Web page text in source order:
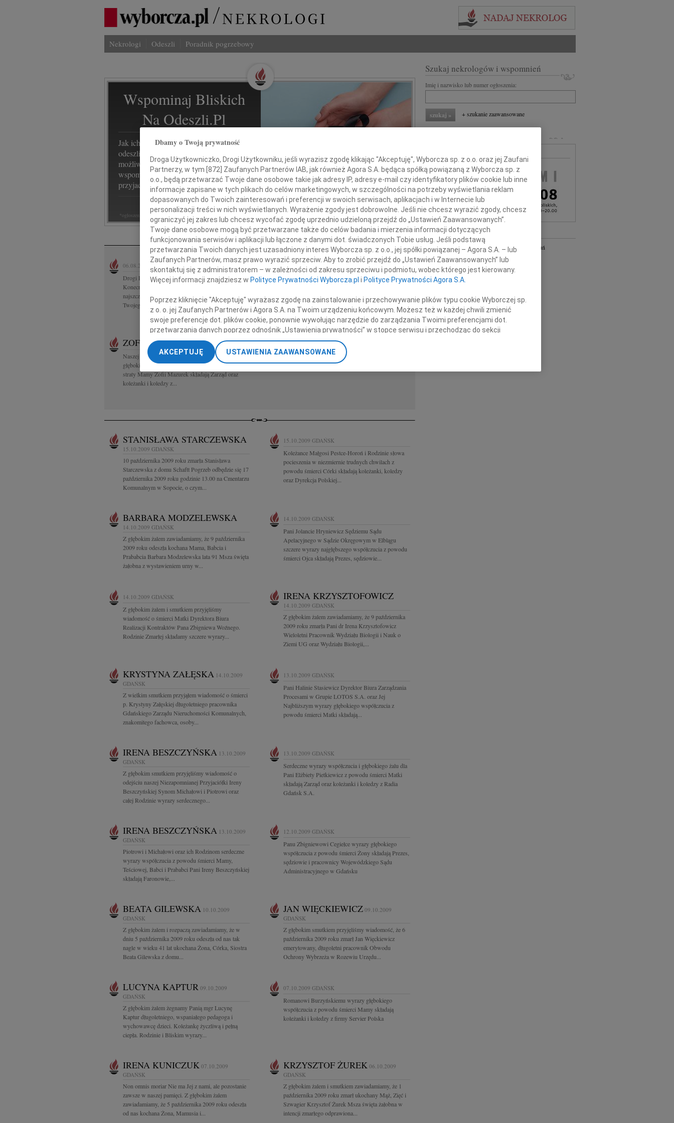
Nekrologi Odeszli Poradnik pogrzebowy
Wspominaj Bliskich
Na Odeszli.pl
Jak ich zapamiętaliśmy? Serwis
odeszli.pl z Grupy Wyborcza, to
możliwość stworzenia unikalnego
wspomnienia. Dziel się nim z rodziną i
przyjaciółmi.
*ogłoszenie
Nekrologi Gdańsk
06.08.2026 GDAŃSK
Drogi Piotrze Koleżanki i Koledzy z firmy
Konecranes and Demag Sp. z o.o. składają wyrazy
najszczerszego współczucia i żalu po śmierci
Twojego Taty Mamy nadzieję, że...
LUBOMIRA BOŻYK WIEK: 102
04.08.2026GDAŃSK
Z żalem zawiadamiamy, że w dniu 25 lipca 2026 r.
Msza Św. żałobna odprawiona zostanie w dniu 8
sierpnia o godz. 11.00 w Kościele...
ZOFIA MAZUREK 03.08.2026GDAŃSK
Naszej Koleżance Beacie Rumińskiej wyrazy
głębokiego współczucia, żalu i wsparcia z powodu
straty Mamy Zofii Mazurek składają Zarząd oraz
koleżanki i koledzy z...
STANISŁAWA STARCZEWSKA
15.10.2009 GDAŃSK
10 października 2009 roku zmarła Stanisława
Starczewska z domu Schaftt Pogrzeb odbędzie się 17
października 2009 roku godzinie 13.00 na Cmentarzu
Komunalnym w Sopocie, o czym...
15.10.2009 GDAŃSK
Koleżance Małgosi Pestce-Horoń i Rodzinie słowa
pocieszenia w niezmiernie trudnych chwilach z
powodu śmierci Córki składają koleżanki, koledzy
oraz Dyrekcja Polskiej...
BARBARA MODZELEWSKA
14.10.2009 GDAŃSK
Z głębokim żalem zawiadamiamy, że 9 października
2009 roku odeszła kochana Mama, Babcia i
Prababcia Barbara Modzelewska lata 91 Msza święta
żałobna z wystawieniem urny w...
14.10.2009 GDAŃSK
Pani Jolancie Hryniewicz Sędziemu Sądu
Apelacyjnego w Sądzie Okręgowym w Elblągu
szczere wyrazy najgłębszego współczucia z powodu
śmierci Ojca składają Prezes, sędziowie...
14.10.2009 GDAŃSK
Z głębokim żalem i smutkiem przyjęliśmy
wiadomość o śmierci Matki Dyrektora Biura
Realizacji Kontraktów Pana Zbigniewa Woźnego.
Rodzinie Zmarłej składamy szczere wyrazy...
IRENA KRZYSZTOFOWICZ
14.10.2009 GDAŃSK
Z głębokim żalem zawiadamiamy, że 9 października
2009 roku zmarła Pani dr Irena Krzysztofowicz
Wieloletni Pracownik Wydziału Biologii i Nauk o
Ziemi UG oraz Wydziału Biologii,...
KRYSTYNA ZAŁĘSKA 14.10.2009
GDAŃSK
Z wielkim smutkiem przyjąłem wiadomość o śmierci
p. Krystyny Załęskiej długoletniego pracownika
Gdańskiego Zarządu Nieruchomości Komunalnych,
znakomitego fachowca, osoby...
13.10.2009 GDAŃSK
Pani Halinie Stasiewicz Dyrektor Biura Zarządzania
Procesami w Grupie LOTOS S.A. oraz Jej
Najbliższym wyrazy głębokiego współczucia z
powodu śmierci Matki składają...
IRENA BESZCZYŃSKA 13.10.2009
GDAŃSK
Z głębokim smutkiem przyjęliśmy wiadomość o
odejściu naszej Niezapomnianej Przyjaciółki Ireny
Beszczyńskiej Synom Michałowi i Piotrowi oraz
całej Rodzinie wyrazy serdecznego...
13.10.2009 GDAŃSK
Serdeczne wyrazy współczucia i głębokiego żalu dla
Pani Elżbiety Pietkiewicz z powodu śmierci Matki
składają Zarząd oraz koleżanki i koledzy z Radia
Gdańsk S.A.
IRENA BESZCZYŃSKA 13.10.2009
GDAŃSK
Piotrowi i Michałowi oraz ich Rodzinom serdeczne
wyrazy współczucia z powodu śmierci Mamy,
Teściowej, Babci i Prababci Pani Ireny Beszczyńskiej
składają Faronowie,...
12.10.2009 GDAŃSK
Panu Zbigniewowi Cegiełce wyrazy głębokiego
współczucia z powodu śmierci Żony składają Prezes,
sędziowie i pracownicy Wojewódzkiego Sądu
Administracyjnego w Gdańsku
BEATA GILEWSKA 10.10.2009
GDAŃSK
Z głębokim żalem i rozpaczą zawiadamiamy, że w
dniu 5 października 2009 roku odeszła od nas tak
nagle w wieku 41 lat ukochana Żona, Córka, Siostra
Beata Gilewska z domu...
JAN WIĘCKIEWICZ 09.10.2009
GDAŃSK
Z głębokim smutkiem przyjęliśmy wiadomość, że 6
października 2009 roku zmarł Jan Więckiewicz
emerytowany, długoletni pracownik Obwodu
Ochrony Wybrzeża w Rozewiu Urzędu...
LUCYNA KAPTUR 09.10.2009
GDAŃSK
Z głębokim żalem żegnamy Panią mgr Lucynę
Kaptur długoletniego, wspaniałego pedagoga i
wychowawcę dzieci. Koleżankę życzliwą i pełną
ciepła. Rodzinie i Bliskim wyrazy...
07.10.2009 GDAŃSK
Romanowi Burzyńskiemu wyrazy głębokiego
współczucia z powodu śmierci Mamy składają
koleżanki i koledzy z firmy Servier Polska
IRENA KUNICZUK 07.10.2009
GDAŃSK
Non omnis moriar Nie ma Jej z nami, ale pozostanie
zawsze w naszej pamięci. Z głębokim żalem
zawiadamiamy, że 5 października 2009 roku odeszła
od nas kochana Żona, Mamusia i...
KRZYSZTOF ŻUREK 06.10.2009
GDAŃSK
Z głębokim żalem i smutkiem zawiadamiamy, że 1
października 2009 roku zmarł ukochany Mąż, Zięć i
Szwagier Krzysztof Żurek Msza święta żałobna w
intencji zmarłego odprawiona...
Szukaj nekrologów i wspomnień
Imię i nazwisko lub numer ogłoszenia:
+ szukanie zaawansowane
REGIONY
Białystok
Bydgoszcz i Toruń
Częstochowa
Gdańsk
Katowice
Kielce
Kraków
Opole
Płock
Poznań
Radom
Rzeszów
Szczecin
Warszawa
Dbamy o Twoją prywatność
Droga Użytkowniczko, Drogi Użytkowniku, jeśli wyrazisz zgodę klikając "Akceptuję", Wyborcza sp. z o.o. oraz jej Zaufani
Partnerzy, w tym [ 872 ] Zaufanych Partnerów IAB, jak również Agora S.A. będąca spółką powiązaną z Wyborcza sp. z
o.o., będą przetwarzać Twoje dane osobowe takie jak adresy IP, adresy e-mail czy identyfikatory plików cookie lub inne
informacje zapisane w tych plikach do celów marketingowych, w szczególności na potrzeby wyświetlania reklam
dopasowanych do Twoich zainteresowań i preferencji w swoich serwisach, aplikacjach i w Internecie lub
personalizacji treści w nich wyświetlanych. Wyrażenie zgody jest dobrowolne. Jeśli nie chcesz wyrazić zgody, chcesz
ograniczyć jej zakres lub chcesz wycofać zgodę uprzednio udzieloną przejdź do „Ustawień Zaawansowanych”.
Twoje dane osobowe mogą być przetwarzane także do celów badania i mierzenia informacji dotyczących
funkcjonowania serwisów i aplikacji lub łączone z danymi dot. świadczonych Tobie usług. Jeśli podstawą
przetwarzania Twoich danych jest uzasadniony interes Wyborcza sp. z o.o., jej spółki powiązanej – Agora S.A. – lub
Zaufanych Partnerów, masz prawo wyrazić sprzeciw. Aby to zrobić przejdź do „Ustawień Zaawansowanych” lub
skontaktuj się z administratorem – w zależności od zakresu sprzeciwu i podmiotu, wobec którego jest kierowany.
Więcej informacji znajdziesz w Polityce Prywatności Wyborcza.pl i Polityce Prywatności Agora S.A.
Poprzez kliknięcie "Akceptuję" wyrażasz zgodę na zainstalowanie i przechowywanie plików typu cookie Wyborczej sp.
z o. o. jej Zaufanych Partnerów i Agora S.A. na Twoim urządzeniu końcowym. Możesz też w każdej chwili zmienić
swoje preferencje dot. plików cookie, ponownie wywołując narzędzie do zarządzania Twoimi preferencjami dot.
przetwarzania danych poprzez odnośnik „Ustawienia prywatności” w stopce serwisu i przechodząc do sekcji
„Ustawienia zaawansowane”. Zmiana ustawień plików cookie możliwa jest także za pomocą ustawień przeglądarki.
My, nasi Zaufani Partnerzy i Agora S.A. możemy przetwarzać dane osobowe w następujących celach:
dokładnych danych geolokalizacyjnych. Aktywne skanowanie charakterystyki urządzenia do celów identyfikacji.
Przechowywanie informacji na urządzeniu lub dostęp do nich. Spersonalizowane reklamy i treści, pomiar reklam i
USTAWIENIA ZAAWANSOWANE
AKCEPTUJĘ